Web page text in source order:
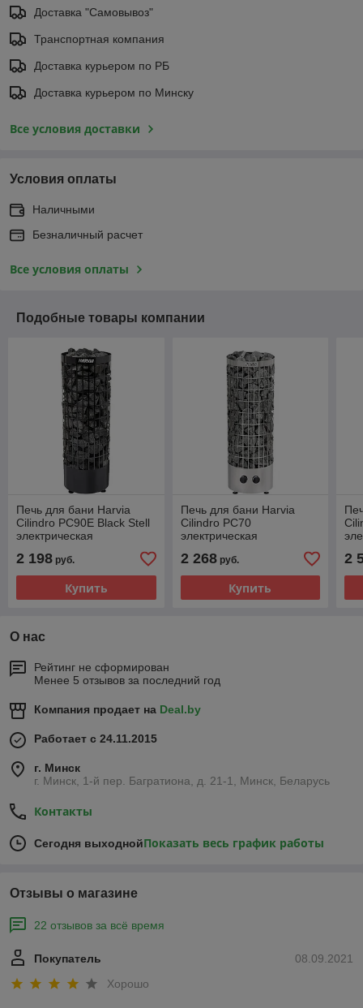
Доставка "Самовывоз"
Транспортная компания
Доставка курьером по РБ
Доставка курьером по Минску
Все условия доставки
Условия оплаты
Наличными
Безналичный расчет
Все условия оплаты
Подобные товары компании
Печь для бани Harvia
Cilindro PC90E Black Stell
электрическая
2 198 руб.
Купить
Печь для бани Harvia
Cilindro PC70
электрическая
2 268руб.
Купить
2
О нас
Рейтинг не сформирован
Менее 5 отзывов за последний год
Компания продает на Deal.by
Работает с 24.11.2015
г. Минск
г. Минск, 1-й пер. Багратиона, д. 21-1, Минск, Беларусь
Контакты
Сегодня выходнойПоказать весь график работы
Отзывы о магазине
22 отзывов за всё время
08.09.2021
Покупатель
Хорошо